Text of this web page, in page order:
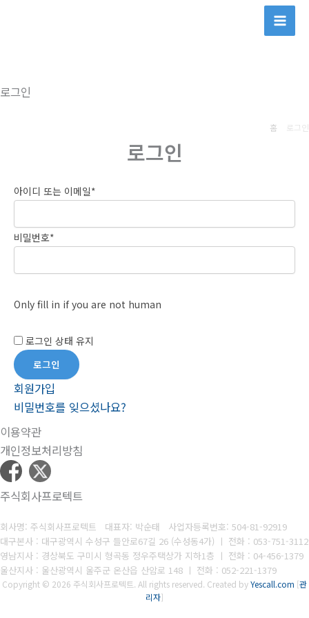
너
로그인
홈 로그인
로그인
아이디 또는 이메일*
비밀번호*
Only fill in if you are not human
로그인 상태 유지
회원가입
비밀번호를 잊으셨나요?
이용약관
개인정보처리방침
주식회사프로텍트
회사명: 주식회사프로텍트 대표자: 박순태 사업자등록번호: 504-81-92919
대구본사 : 대구광역시 수성구 들안로67길 26 (수성동4가) ㅣ 전화 : 053-751-3112
영남지사 : 경상북도 구미시 형곡동 정우주택상가 지하1층 ㅣ 전화 : 04-456-1379
울산지사 : 울산광역시 울주군 온산읍 산암로 148 ㅣ 전화 : 052-221-1379
Copyright © 2026 주식회사프로텍트. All rights reserved. Created byYescall.com [관
리자]